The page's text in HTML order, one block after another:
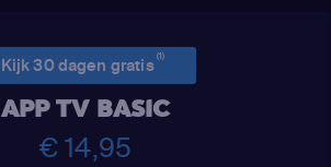
Kijk 30 dagen gratis(1)
APP TV BASIC
€ 14,95